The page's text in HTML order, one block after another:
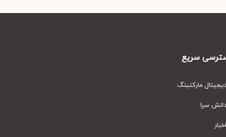
سریع
مارکتینگ
سرا